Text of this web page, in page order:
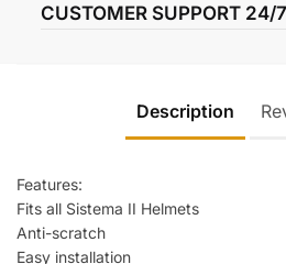
CUSTOMER SUPPORT 24/
Description
Features:
Fits all Sistema II Helmets
Anti-scratch
Easy installation